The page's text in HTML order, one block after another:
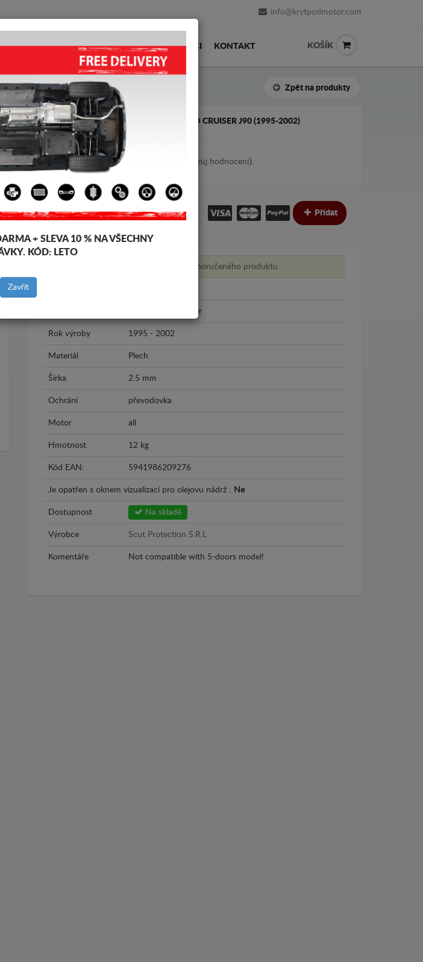
info@krytpodmotor.com
HOME DOPRAVA FEEDBACK PRODEJCI KONTAKT KOŠÍK
Zpět na produkty
KRYT POD PŘEVODOVKA TOYOTA LAND CRUISER J90 (1995-2002)
5.00 out of5stars based on Ukazuj hodnocení).
Kód výrobku: 00.183
205 €
164€ Přídat
Tento produkt nelze namontovat bez doporučeného produktu
Toyota Land Cruiser
Rok výroby 1995 - 2002
Materiál Plech
Šírka 2.5 mm
Ochrání převodovka
Motor all
Hmotnost 12 kg
Kód EAN: 5941986209276
Je opatřen s oknem vizualizací pro olejovu nádrž : Ne
Dostupnost Na skladě
Výrobce Scut Protection S.R.L
Komentáře Not compatible with 5-doors model!
+ SLEVA 10 % NA VŠECHNY
KÓD: LETO
Zavřít